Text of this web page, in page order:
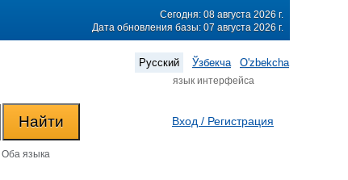
Сегодня: 08 августа 2026 г.
Дата обновления базы: 07 августа 2026 г.
Русский Ўзбекча O'zbekcha
язык интерфейса
Оба языка
Вход / Регистрация